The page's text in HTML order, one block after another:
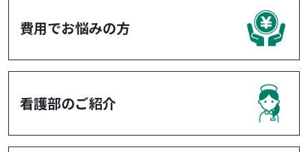
費用でお悩みの方
看護部のご紹介